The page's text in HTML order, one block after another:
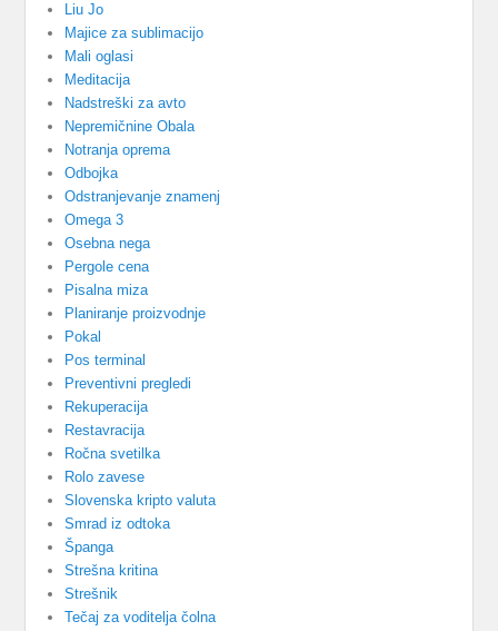
Liu Jo
Majice za sublimacijo
Mali oglasi
Meditacija
Nadstreški za avto
Nepremičnine Obala
Notranja oprema
Odbojka
Odstranjevanje znamenj
Omega 3
Osebna nega
Pergole cena
Pisalna miza
Planiranje proizvodnje
Pokal
Pos terminal
Preventivni pregledi
Rekuperacija
Restavracija
Ročna svetilka
Rolo zavese
Slovenska kripto valuta
Smrad iz odtoka
Španga
Strešna kritina
Strešnik
Tečaj za voditelja čolna